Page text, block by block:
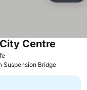
Ver preços
Centre
Suspension Bridge